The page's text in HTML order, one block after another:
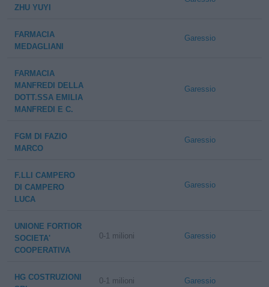
ZHU YUYI
FARMACIA
MEDAGLIANI
Garessio
FARMACIA
MANFREDI DELLA
DOTT.SSA EMILIA
MANFREDI E C.
Garessio
FGM DI FAZIO
MARCO
Garessio
F.LLI CAMPERO
DI CAMPERO
LUCA
Garessio
UNIONE FORTIOR
SOCIETA'
COOPERATIVA
0-1 milioni Garessio
HG COSTRUZIONI
0-1 milioni Garessio